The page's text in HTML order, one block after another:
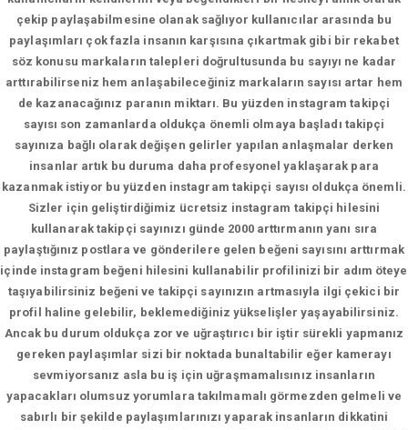
çekip paylaşabilmesine olanak sağlıyor kullanıcılar arasında bu
paylaşımları çok fazla insanın karşısına çıkartmak gibi bir rekabet
söz konusu markaların talepleri doğrultusunda bu sayıyı ne kadar
arttırabilirseniz hem anlaşabileceğiniz markaların sayısı artar hem
de kazanacağınız paranın miktarı. Bu yüzden instagram takipçi
sayısı son zamanlarda oldukça önemli olmaya başladı takipçi
sayınıza bağlı olarak değişen gelirler yapılan anlaşmalar derken
insanlar artık bu duruma daha profesyonel yaklaşarak para
kazanmak istiyor bu yüzden instagram takipçi sayısı oldukça önemli.
Sizler için geliştirdiğimiz ücretsiz instagram takipçi hilesini
kullanarak takipçi sayınızı günde 2000 arttırmanın yanı sıra
paylaştığınız postlara ve gönderilere gelen beğeni sayısını arttırmak
içinde instagram beğeni hilesini kullanabilir profilinizi bir adım öteye
taşıyabilirsiniz beğeni ve takipçi sayınızın artmasıyla ilgi çekici bir
profil haline gelebilir, beklemediğiniz yükselişler yaşayabilirsiniz.
Ancak bu durum oldukça zor ve uğraştırıcı bir iştir sürekli yapmanız
gereken paylaşımlar sizi bir noktada bunaltabilir eğer kamerayı
sevmiyorsanız asla bu iş için uğraşmamalısınız insanların
yapacakları olumsuz yorumlara takılmamalı görmezden gelmeli ve
sabırlı bir şekilde paylaşımlarınızı yaparak insanların dikkatini